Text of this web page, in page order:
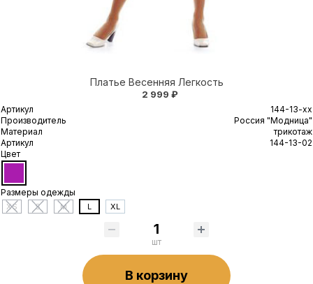
Платье Весенняя Легкость
2 999 ₽
Артикул
144-13-xx
Производитель
Россия "Модница"
Материал
трикотаж
Артикул
144-13-02
Цвет
Размеры одежды
XS S M L XL
шт
В корзину